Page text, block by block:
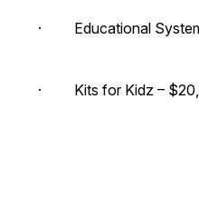
· Educational System
· Kits for Kidz –